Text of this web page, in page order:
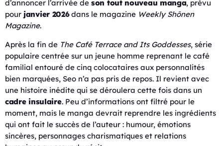
d’annoncer l’arrivée de son tout nouveau manga, prévu
pour janvier 2026dans le magazine Weekly Shōnen
Magazine.
Après la fin de The Café Terrace and Its Goddesses, série
populaire centrée sur un jeune homme reprenant le café
familial entouré de cinq colocataires aux personnalités
bien marquées, Seo n’a pas pris de repos. Il revient avec
une histoire inédite qui se déroulera cette fois dans un
cadre insulaire. Peu d’informations ont filtré pour le
moment, mais le manga devrait reprendre les ingrédients
qui ont fait le succès de l’auteur : humour, émotions
sincères, personnages charismatiques et relations